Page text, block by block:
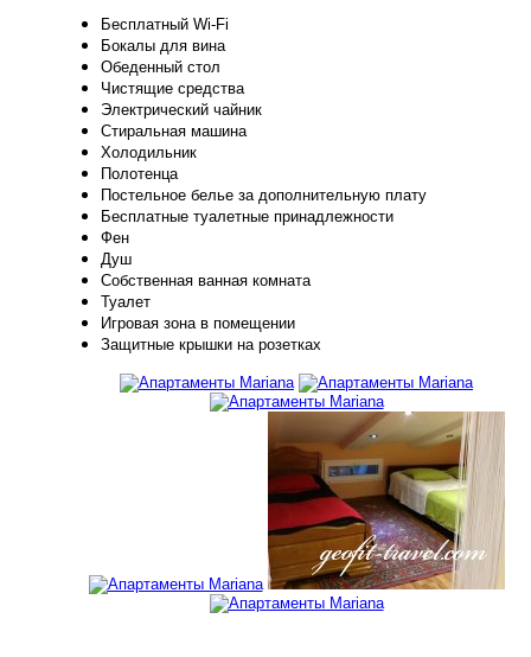
Бесплатный Wi-Fi
Бокалы для вина
Обеденный стол
Чистящие средства
Электрический чайник
Стиральная машина
Холодильник
Полотенца
Постельное белье за дополнительную плату
Бесплатные туалетные принадлежности
Фен
Душ
Собственная ванная комната
Туалет
Игровая зона в помещении
Защитные крышки на розетках